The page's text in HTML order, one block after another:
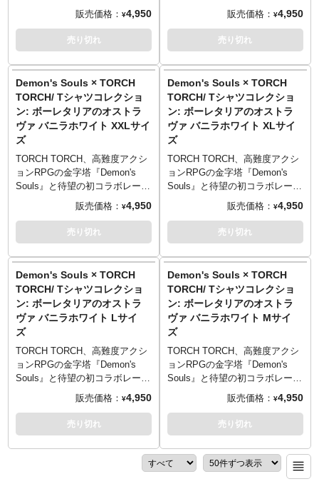
TORCH TORCH OFFICIAL
SITE：https://torchtorch.jp/
Entertainment Inc.
“Demonʼs Souls” is a trademark
of Sony Interactive
Entertainment Inc.
TORCH TORCH OFFICIAL
SITE：https://torchtorch.jp/
Entertainment Inc.
“Demonʼs Souls” is a trademark
of Sony Interactive
Entertainment Inc.
Sサイズ （65cm／49cm／42cm
／20cm）
Lサイズ （73cm／55cm／50cm
／22cm）
XLサイズ （77cm／58cm／
54cm／24cm）
XXLサイズ （81cm／63cm／
──────────────────
TORCH TORCH OFFICIAL
https://torchtorch.jp/
© 2021 Sony Interactive
Entertainment Inc.
“Demonʼs Souls” is a trademark
of Sony Interactive
Entertainment Inc.
■サイズ（着丈／身幅／肩幅／袖
丈）
Sサイズ （65cm／49cm／42cm
Mサイズ （69cm／52cm／46cm
／20cm）
Lサイズ （73cm／55cm／50cm
／22cm）
XLサイズ （77cm／58cm／
54cm／24cm）
XXLサイズ （81cm／63cm／
57cm／25cm）
──────────────────
TORCH TORCH OFFICIAL
SITE：https://torchtorch.jp/
Entertainment Inc.
“Demonʼs Souls” is a trademark
of Sony Interactive
Entertainment Inc.
向」をモチーフにした刺繍が。
「白」「黒」の2種のどちらが付
くのかはランダムとなっていま
しみください。
■イラストレーション: 瀧川虚至
■カラー: バニラホワイト、ディ
ープグレー、ブラック
■マテリアル: 綿100% 5.6oz ヘ
ビーウェイトボディ
PRINTED IN TOKYO
■サイズ（着丈／身幅／肩幅／袖
丈）
Sサイズ （65cm／49cm／42cm
Mサイズ （69cm／52cm／46cm
／20cm）
Lサイズ （73cm／55cm／50cm
／22cm）
XLサイズ （77cm／58cm／
54cm／24cm）
XXLサイズ （81cm／63cm／
57cm／25cm）
──────────────────
TORCH TORCH OFFICIAL
SITE：https://torchtorch.jp/
向」をモチーフにした刺繍が。
「白」「黒」の2種のどちらが付
くのかはランダムとなっていま
しみください。
■イラストレーション: 瀧川虚至
■カラー: バニラホワイト、ディ
ープグレー、ブラック
■マテリアル: 綿100% 5.6oz ヘ
ビーウェイトボディ
PRINTED IN TOKYO
■サイズ（着丈／身幅／肩幅／袖
丈）
Sサイズ （65cm／49cm／42cm
Mサイズ （69cm／52cm／46cm
／20cm）
Lサイズ （73cm／55cm／50cm
／22cm）
XLサイズ （77cm／58cm／
54cm／24cm）
XXLサイズ （81cm／63cm／
57cm／25cm）
──────────────────
TORCH TORCH OFFICIAL
SITE：https://torchtorch.jp/
Entertainment Inc.
“Demonʼs Souls” is a trademark
ョンが決定！人気キャラクター
をモチーフにしたTシャツ5型が
プレイヤーの行く先々に現れる
る出で立ちながら、どことなく
放っておけないオーラを放つ彼
の立ち姿を、イラストレータ
ー・瀧川虚至氏が緻密かつ美し
いペンタッチで描き下ろし。ル
ーンの剣と盾が、耽美な印象を
際立たせています。
全モデルの袖部分には、ゲーム
向」をモチーフにした刺繍が。
「白」「黒」の2種のどちらが付
くのかはランダムとなっていま
しみください。
■イラストレーション: 瀧川虚至
■カラー: バニラホワイト、ディ
ープグレー、ブラック
■マテリアル: 綿100% 5.6oz ヘ
ビーウェイトボディ
PRINTED IN TOKYO
■サイズ（着丈／身幅／肩幅／袖
丈）
Sサイズ （65cm／49cm／42cm
Mサイズ （69cm／52cm／46cm
販売価格： ¥4,950
売り切れ
ョンが決定！人気キャラクター
をモチーフにしたTシャツ5型が
プレイヤーの行く先々に現れる
る出で立ちながら、どことなく
放っておけないオーラを放つ彼
の立ち姿を、イラストレータ
ー・瀧川虚至氏が緻密かつ美し
いペンタッチで描き下ろし。ル
ーンの剣と盾が、耽美な印象を
際立たせています。
全モデルの袖部分には、ゲーム
向」をモチーフにした刺繍が。
「白」「黒」の2種のどちらが付
くのかはランダムとなっていま
しみください。
■イラストレーション: 瀧川虚至
■カラー: バニラホワイト、ディ
ープグレー、ブラック
■マテリアル: 綿100% 5.6oz ヘ
ビーウェイトボディ
PRINTED IN TOKYO
■サイズ（着丈／身幅／肩幅／袖
丈）
Sサイズ （65cm／49cm／42cm
Mサイズ （69cm／52cm／46cm
／20cm）
販売価格： ¥4,950
売り切れ
Demon's Souls × TORCH
TORCH/ Tシャツコレクショ
ン: ボーレタリアのオストラ
ヴァ バニラホワイト XXLサイ
ズ
TORCH TORCH、高難度アクシ
ョンRPGの金字塔『Demon's
Souls』と待望の初コラボレーシ
ョンが決定！人気キャラクター
をモチーフにしたTシャツ5型が
プレイヤーの行く先々に現れる
る出で立ちながら、どことなく
放っておけないオーラを放つ彼
の立ち姿を、イラストレータ
ー・瀧川虚至氏が緻密かつ美し
いペンタッチで描き下ろし。ル
ーンの剣と盾が、耽美な印象を
際立たせています。
全モデルの袖部分には、ゲーム
向」をモチーフにした刺繍が。
「白」「黒」の2種のどちらが付
くのかはランダムとなっていま
■イラストレーション: 瀧川虚至
販売価格： ¥4,950
売り切れ
Demon's Souls × TORCH
TORCH/ Tシャツコレクショ
ン: ボーレタリアのオストラ
ヴァ バニラホワイト XLサイ
ズ
TORCH TORCH、高難度アクシ
ョンRPGの金字塔『Demon's
Souls』と待望の初コラボレーシ
ョンが決定！人気キャラクター
をモチーフにしたTシャツ5型が
プレイヤーの行く先々に現れる
る出で立ちながら、どことなく
放っておけないオーラを放つ彼
の立ち姿を、イラストレータ
ー・瀧川虚至氏が緻密かつ美し
いペンタッチで描き下ろし。ル
ーンの剣と盾が、耽美な印象を
際立たせています。
全モデルの袖部分には、ゲーム
向」をモチーフにした刺繍が。
「白」「黒」の2種のどちらが付
くのかはランダムとなっていま
しみください。
■イラストレーション: 瀧川虚至
販売価格： ¥4,950
売り切れ
Demon's Souls × TORCH
TORCH/ Tシャツコレクショ
ン: ボーレタリアのオストラ
ヴァ バニラホワイト Lサイ
ズ
TORCH TORCH、高難度アクシ
ョンRPGの金字塔『Demon's
Souls』と待望の初コラボレーシ
ョンが決定！人気キャラクター
をモチーフにしたTシャツ5型が
プレイヤーの行く先々に現れる
トラヴァ」。高貴さをにじませ
る出で立ちながら、どことなく
販売価格： ¥4,950
売り切れ
Demon's Souls × TORCH
TORCH/ Tシャツコレクショ
ン: ボーレタリアのオストラ
ヴァ バニラホワイト Mサイ
ズ
TORCH TORCH、高難度アクシ
ョンRPGの金字塔『Demon's
Souls』と待望の初コラボレーシ
ョンが決定！人気キャラクター
をモチーフにしたTシャツ5型が
プレイヤーの行く先々に現れる
トラヴァ」。高貴さをにじませ
る出で立ちながら、どことなく
販売価格： ¥4,950
売り切れ